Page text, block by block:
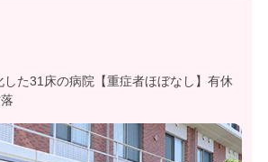
した31床の病院【重症者ほぼなし】有休